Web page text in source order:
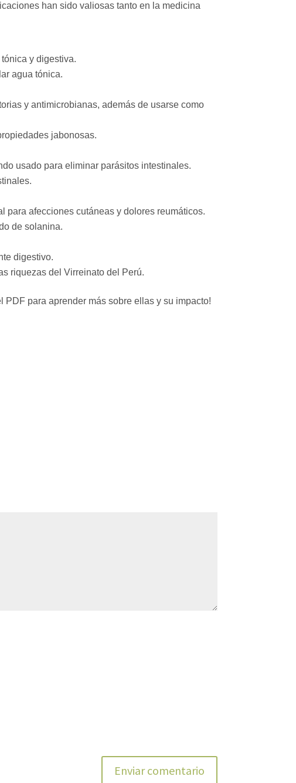
han sido valiosas tanto en la medicina
y digestiva.
agua tónica.
y antimicrobianas, además de usarse como
jabonosas.
usado para eliminar parásitos intestinales.
para afecciones cutáneas y dolores reumáticos.
de solanina.
digestivo.
riquezas del Virreinato del Perú.
para aprender más sobre ellas y su impacto!